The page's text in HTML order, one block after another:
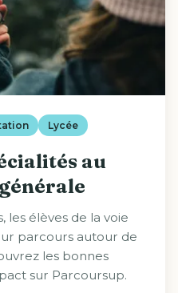
Lycée
au
les élèves de la voie
parcours autour de
les bonnes
sur Parcoursup.